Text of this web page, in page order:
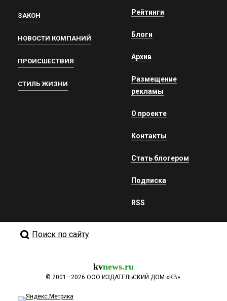
ЗАКОН
НОВОСТИ КОМПАНИЙ
ПРОИСШЕСТВИЯ
СТИЛЬ ЖИЗНИ
Рейтинги
Блоги
Архив
Размещение
рекламы
О проекте
Контакты
Стать блогером
Подписка
RSS
Поиск по сайту
kvnews.ru
© 2001—2026 ООО ИЗДАТЕЛЬСКИЙ ДОМ «КВ».